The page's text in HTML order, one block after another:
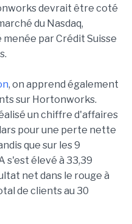
devrait être coté
du Nasdaq,
par Crédit Suisse
, on apprend également
sur Hortonworks.
un chiffre d'affaires
pour une perte nette
que sur les 9
s'est élevé à 33,39
net dans le rouge à
de clients au 30